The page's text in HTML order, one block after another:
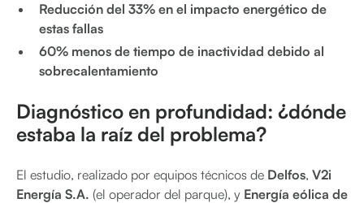
Reducción del 33% en el impacto energético de
estas fallas
60% menos de tiempo de inactividad debido al
sobrecalentamiento
Diagnóstico en profundidad: ¿dónde
estaba la raíz del problema?
El estudio, realizado por equipos técnicos de Delfos, V2i
Energía S.A. (el operador del parque), y Energía eólica de